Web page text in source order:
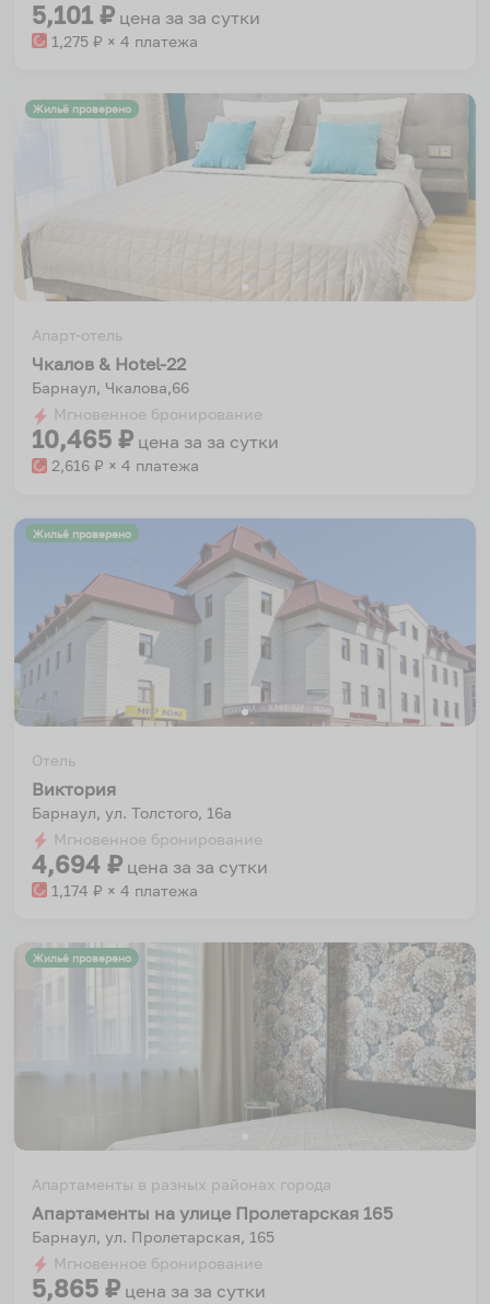
5,101 ₽ цена за за сутки
1,275 ₽ × 4 платежа
Жильё проверено
Апарт-отель
Чкалов & Hotel-22
Барнаул, Чкалова,66
Мгновенное бронирование
10,465 ₽ цена за за сутки
2,616 ₽ × 4 платежа
Жильё проверено
Отель
Виктория
Барнаул, ул. Толстого, 16а
Мгновенное бронирование
4,694 ₽ цена за за сутки
1,174 ₽ × 4 платежа
Жильё проверено
Апартаменты в разных районах города
Апартаменты на улице Пролетарская 165
Барнаул, ул. Пролетарская, 165
Мгновенное бронирование
5,865 ₽ цена за за сутки